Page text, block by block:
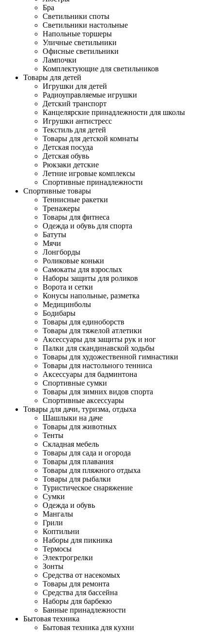
Бра
Светильники споты
Светильники настольные
Напольные торшеры
Уличные светильники
Офисные светильники
Лампочки
Комплектующие для светильников
Товары для детей
Игрушки для детей
Радиоуправляемые игрушки
Детский транспорт
Канцелярские принадлежности для школы
Игрушки антистресс
Текстиль для детей
Товары для детской комнаты
Детская посуда
Детская обувь
Рюкзаки детские
Летние игровые комплексы
Спортивные принадлежности
Спортивные товары
Теннисные ракетки
Тренажеры
Товары для фитнеса
Одежда и обувь для спорта
Батуты
Мячи
Лонгборды
Роликовые коньки
Самокаты для взрослых
Наборы защиты для роликов
Ворота и сетки
Конусы напольные, разметка
Медицинболы
Бодибары
Товары для единоборств
Товары для тяжелой атлетики
Аксессуары для защиты рук и ног
Палки для скандинавской ходьбы
Товары для художественной гимнастики
Товары для настольного тенниса
Аксессуары для бадминтона
Спортивные сумки
Товары для зимних видов спорта
Спортивные аксессуары
Товары для дачи, туризма, отдыха
Шашлыки на даче
Товары для животных
Тенты
Складная мебель
Товары для сада и огорода
Товары для плавания
Товары для пляжного отдыха
Товары для рыбалки
Туристическое снаряжение
Сумки
Одежда и обувь
Мангалы
Грили
Коптильни
Наборы для пикника
Термосы
Электрогрелки
Зонты
Средства от насекомых
Товары для ремонта
Средства для бассейна
Наборы для барбекю
Банные принадлежности
Бытовая техника
Бытовая техника для кухни